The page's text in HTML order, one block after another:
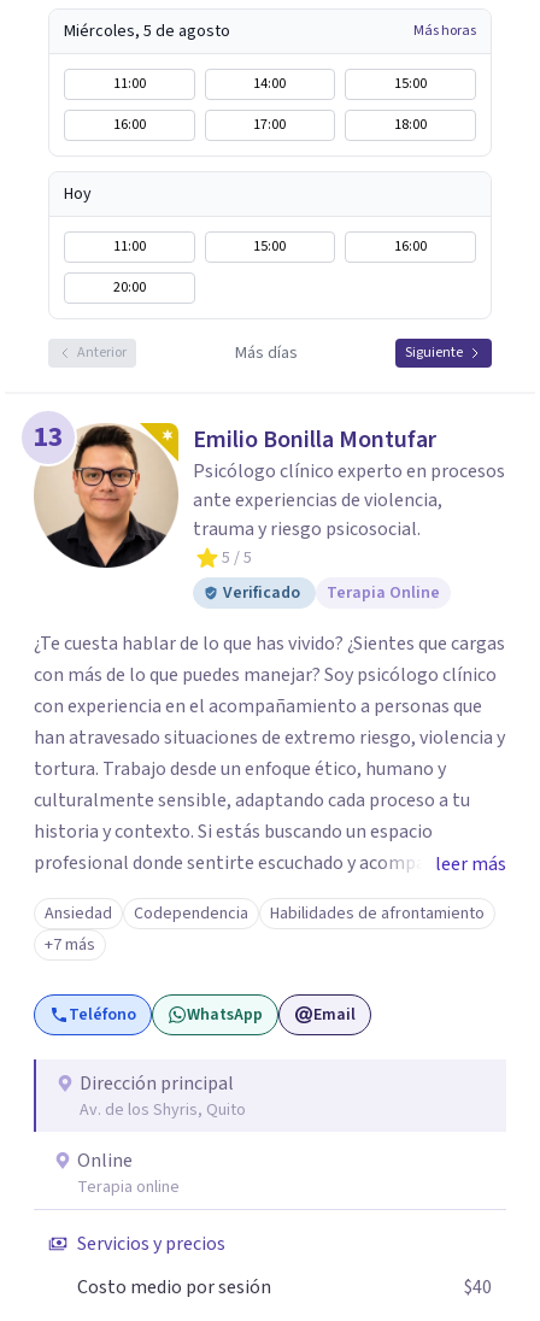
Miércoles, 5 de agosto Más horas
11:00 14:00
15:00
16:00
17:00 18:00
Hoy
11:00 15:00
16:00
20:00
Anterior Más días Siguiente
13 Emilio Bonilla Montufar
Psicólogo clínico experto en procesos
ante experiencias de violencia,
trauma y riesgo psicosocial.
5 / 5
Verificado
Terapia Online
¿Te cuesta hablar de lo que has vivido? ¿Sientes que cargas
con más de lo que puedes manejar? Soy psicólogo clínico
con experiencia en el acompañamiento a personas que
han atravesado situaciones de extremo riesgo, violencia y
tortura. Trabajo desde un enfoque ético, humano y
culturalmente sensible, adaptando cada proceso a tu
historia y contexto. Si estás buscando un espacio
profesional donde sentirte escuchado y acompañado con
seriedad, cercanía y libre de estigmas, podemos trabajar
juntos. Lidero un equipo multidisciplinario de salud
mental en psicología clínica, infantojuvenil, familiar y
psicopedagogía. De esta manera, llevo procesos
integrales sostenidos y ajustados a tus necesidades.
leer más
Ansiedad Codependencia
Habilidades de afrontamiento
+7 más
Teléfono WhatsApp Email
Dirección principal
Av. de los Shyris, Quito
Online
Terapia online
Servicios y precios
Costo medio por sesión
$40